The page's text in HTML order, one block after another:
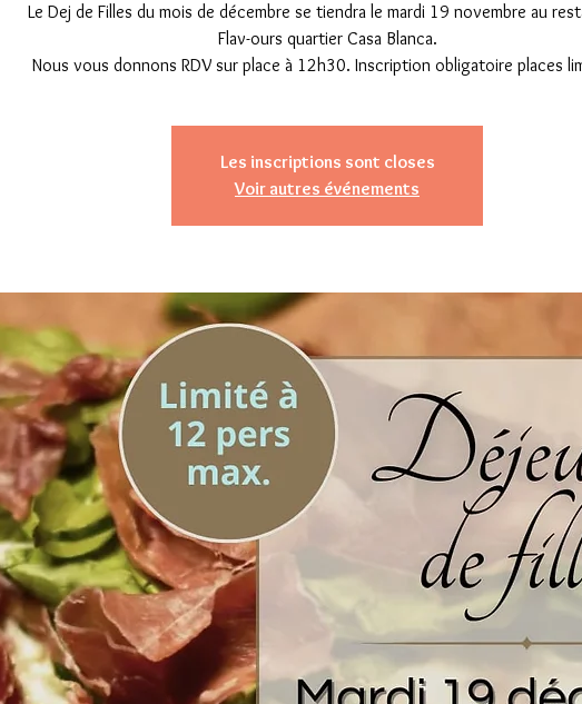
Le Dej de Filles du mois de décembre se tiendra le mardi 19 novembre au
Flav-ours quartier Casa Blanca.
Nous vous donnons RDV sur place à 12h30. Inscription obligatoire places
Les inscriptions sont closes
Voir autres événements